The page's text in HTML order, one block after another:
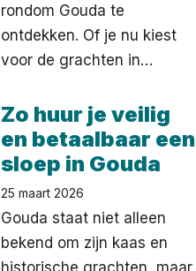
rondom Gouda te
ontdekken. Of je nu kiest
voor de grachten in…
Zo huur je veilig
en betaalbaar een
sloep in Gouda
25 maart 2026
Gouda staat niet alleen
bekend om zijn kaas en
historische grachten, maar